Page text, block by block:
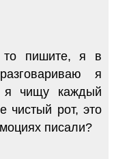
пишите, я в
я
я чищу каждый
чистый рот, это
писали?